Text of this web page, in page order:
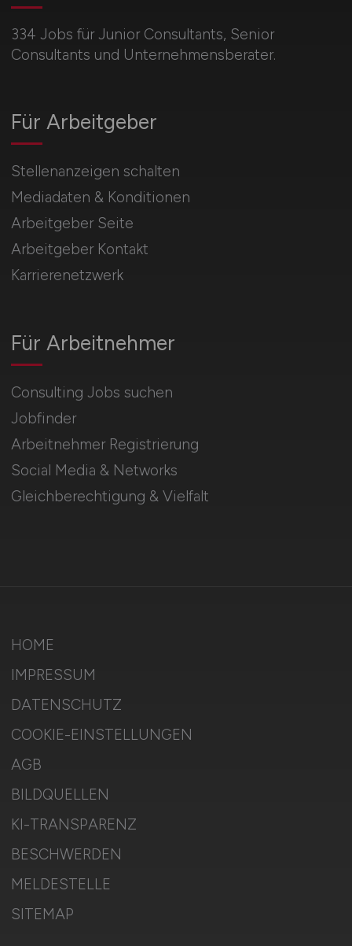
334 Jobs für Junior Consultants, Senior
Consultants und Unternehmensberater.
Für Arbeitnehmer
Consulting Jobs suchen
Jobfinder
Arbeitnehmer Registrierung
Social Media & Networks
Gleichberechtigung & Vielfalt
Für Arbeitgeber
Stellenanzeigen schalten
Mediadaten & Konditionen
Arbeitgeber Seite
Arbeitgeber Kontakt
Karrierenetzwerk
HOME
IMPRESSUM
DATENSCHUTZ
COOKIE-EINSTELLUNGEN
AGB
BILDQUELLEN
KI-TRANSPARENZ
BESCHWERDEN
MELDESTELLE
SITEMAP